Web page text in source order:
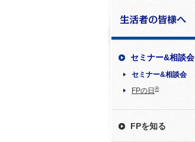
セミナー&相談会
セミナー&相談会
FPの日 ®
FPを知る